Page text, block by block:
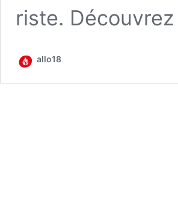
riste.
allo18